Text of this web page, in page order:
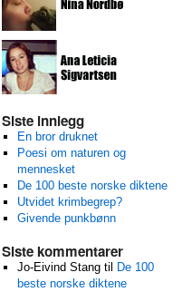
Siste innlegg
En bror druknet
Poesi om naturen og
mennesket
De 100 beste norske diktene
Utvidet krimbegrep?
Givende punkbønn
Siste kommentarer
Jo-Eivind Stangtil
De 100
beste norske diktene